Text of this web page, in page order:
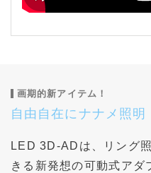
画期的新アイテム！
自由自在にナナメ照明
LED 3D-ADは、リング
きる新発想の可動式アダ